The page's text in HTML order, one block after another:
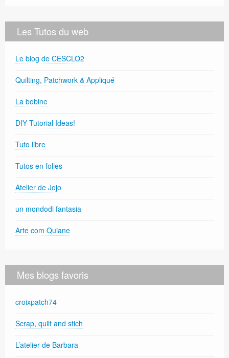
Les Tutos du web
Le blog de CESCLO2
Quilting, Patchwork & Appliqué
La bobine
DIY Tutorial Ideas!
Tuto libre
Tutos en folies
Atelier de Jojo
un mondodi fantasia
Arte com Quiane
Mes blogs favoris
croixpatch74
Scrap, quilt and stich
L’atelier de Barbara